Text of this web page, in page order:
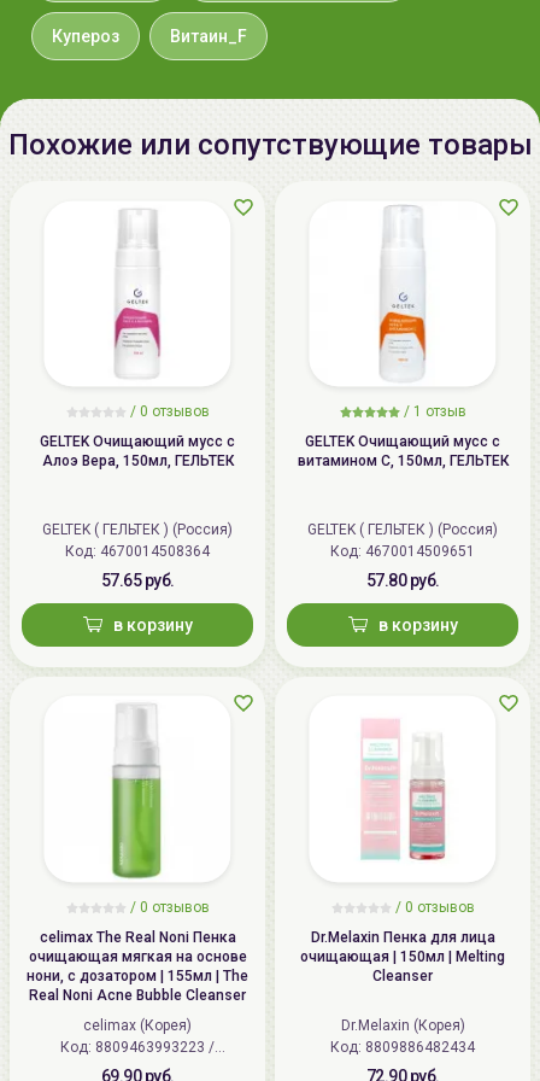
Glutamate, Ceramide
Срок годности: см. на упаковке (ггггммдд)
Производитель:
The Pure Lab Co., Ltd., 6F, 140,
181-88-03532. Tel. 070-5143-0017
Импортер в
ООО «Аллкосметикс Групп».
Беларусь, 220113 Минск,
group@allcosmetics.by
Купероз Витаин_F
Похожие или сопутствующие товары
/ 0 отзывов
GELTEK Очищающий мусс с
Алоэ Вера, 150мл, ГЕЛЬТЕК
GELTEK ( ГЕЛЬТЕК ) (Россия)
Код: 4670014508364
57.65 руб.
в корзину
/ 1 отзыв
GELTEK Очищающий мусс с
витамином C, 150мл, ГЕЛЬТЕК
GELTEK ( ГЕЛЬТЕК ) (Россия)
Код: 4670014509651
57.80 руб.
в корзину
/ 0 отзывов
celimax The Real Noni Пенка
очищающая мягкая на основе
нони, с дозатором | 155мл | The
Real Noni Acne Bubble Cleanser
celimax (Корея)
Код: 8809463993223 /
8809541379468
69.90 руб.
/ 0 отзывов
Dr.Melaxin Пенка для лица
очищающая | 150мл | Melting
Cleanser
Dr.Melaxin (Корея)
Код: 8809886482434
72.90 руб.